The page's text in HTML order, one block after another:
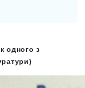
одного з